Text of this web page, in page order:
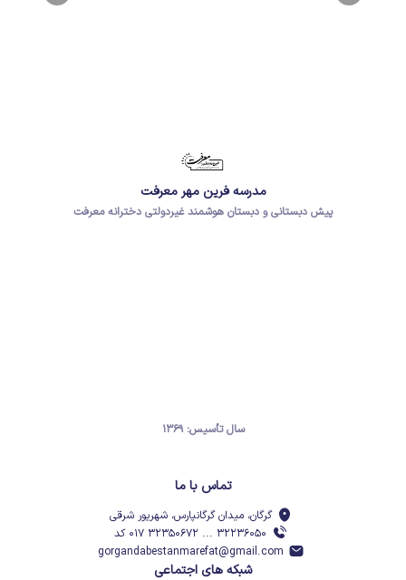
مدرسه فرین مهر معرفت
پیش دبستانی و دبستان هوشمند غیردولتی دخترانه معرفت
سال تأسیس: ۱۳۶۹
تماس با ما
گرگان، میدان گرگانپارس، شهریور شرقی
۳۲۲۳۶۰۵۰ ... ۳۲۳۵۰۶۷۲ ۰۱۷ کد
gorgandabestanmarefat@gmail.com
شبکه های اجتماعی